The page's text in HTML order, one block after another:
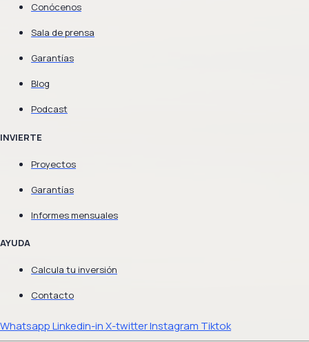
Conócenos
Sala de prensa
Garantías
Blog
Podcast
INVIERTE
Proyectos
Garantías
Informes mensuales
AYUDA
Calcula tu inversión
Contacto
WhatsappLinkedin-inX-twitterInstagram Tiktok